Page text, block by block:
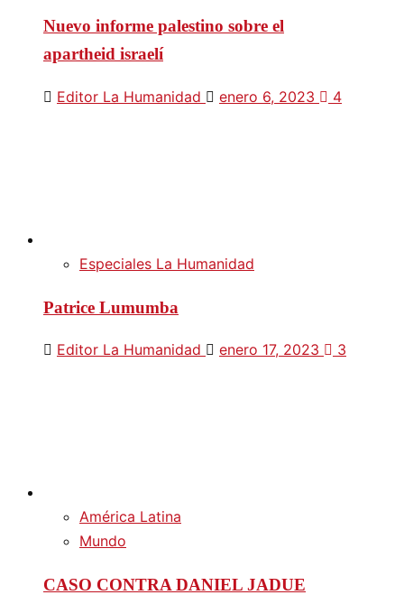
Nuevo informe palestino sobre el
apartheid israelí
Editor La Humanidad enero 6, 2023 4
Especiales La Humanidad
Patrice Lumumba
Editor La Humanidad enero 17, 2023 3
América Latina
Mundo
CASO CONTRA DANIEL JADUE